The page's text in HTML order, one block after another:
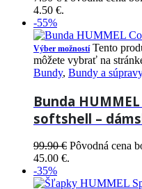
4.50 €.
-55%
Výber možností Tento
môžete vybrať na
Bundy, Bundy a súpravy
Bunda
softshell –
99.90€ Pôvodná cena
45.00 €.
-35%